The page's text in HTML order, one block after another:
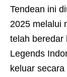
Tendean ini
2025 melalui
telah beredar
Legends
keluar